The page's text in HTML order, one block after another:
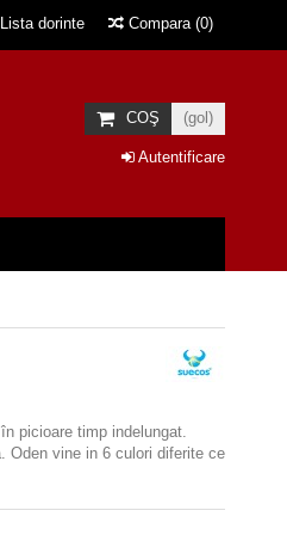
Compara (0)
Lista dorinte
COŞ (gol)
Autentificare
picioare timp indelungat.
Oden vine in 6 culori diferite ce